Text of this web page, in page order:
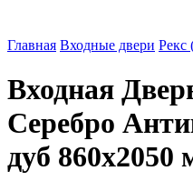
Главная Входные двери Рекс
Входная
Серебро
дуб 860x2050